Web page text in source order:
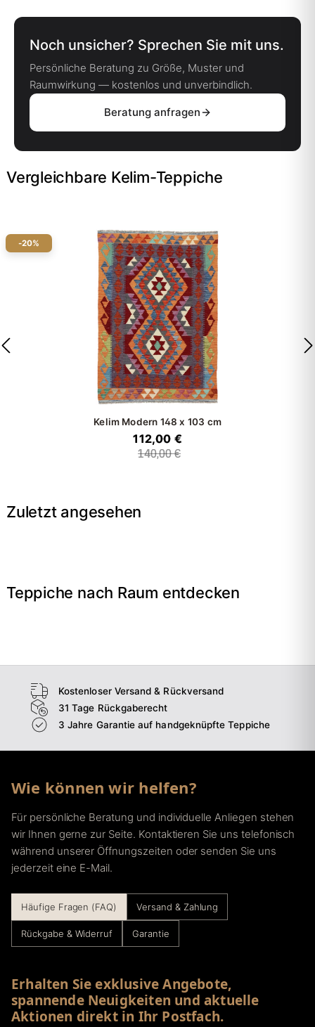
Noch unsicher? Sprechen Sie mit uns.
Persönliche Beratung zu Größe, Muster und
Raumwirkung — kostenlos und unverbindlich.
Beratung anfragen
Vergleichbare Kelim-Teppiche
-20%
Kelim Modern 148 x 103 cm
112,00 €
140,00 €
Zuletzt angesehen
Teppiche nach Raum entdecken
Wohnzimmer
Kostenloser Versand & Rückversand
31 Tage Rückgaberecht
3 Jahre Garantie auf handgeknüpfte Teppiche
Wie können wir helfen?
Für persönliche Beratung und individuelle Anliegen stehen
wir Ihnen gerne zur Seite. Kontaktieren Sie uns telefonisch
während unserer Öffnungszeiten oder senden Sie uns
jederzeit eine E-Mail.
Häufige Fragen (FAQ) Versand & Zahlung
Rückgabe & Widerruf Garantie
Erhalten Sie exklusive Angebote,
spannende Neuigkeiten und aktuelle
Aktionen direkt in Ihr Postfach.